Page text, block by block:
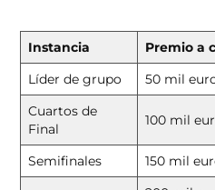
Instancia
Premio a
Líder de grupo
50 mil
Cuartos de
Final
100 mil
Semifinales 150 mil